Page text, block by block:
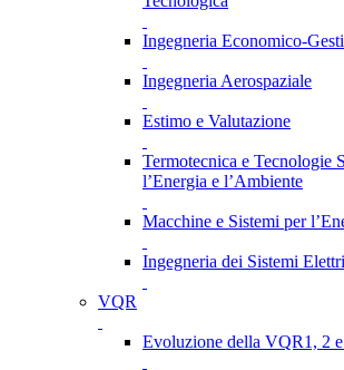
Ingegneria Economico-
Ingegneria Aerospaziale
Estimo e Valutazione
Termotecnica e Tecnologie
l’Energia e l’Ambiente
Macchine e Sistemi per
Ingegneria dei Sistemi
VQR
Evoluzione della VQR1, 2